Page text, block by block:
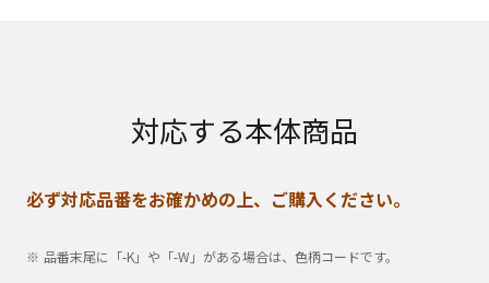
対応する本体商品
必ず対応品番をお確かめの上、ご購入ください。
品番末尾に「-K」や「-W」がある場合は、色柄コードです。